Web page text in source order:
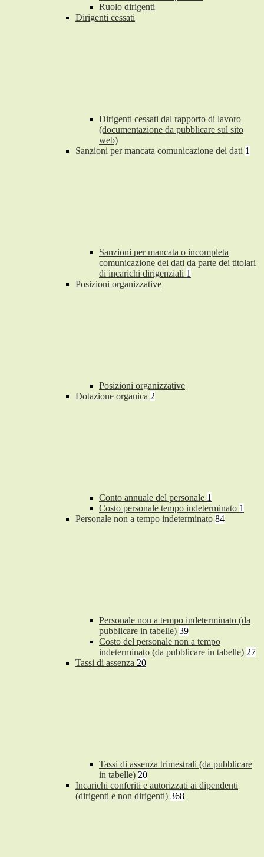
Ruolo dirigenti
Dirigenti cessati
Dirigenti cessati dal rapporto di lavoro
(documentazione da pubblicare sul sito
web)
Sanzioni per mancata comunicazione dei dati 1
Sanzioni per mancata o incompleta
comunicazione dei dati da parte dei titolari
di incarichi dirigenziali 1
Posizioni organizzative
Posizioni organizzative
Dotazione organica 2
Conto annuale del personale 1
Costo personale tempo indeterminato 1
Personale non a tempo indeterminato 84
Personale non a tempo indeterminato (da
pubblicare in tabelle) 39
Costo del personale non a tempo
indeterminato (da pubblicare in tabelle) 27
Tassi di assenza 20
Tassi di assenza trimestrali (da pubblicare
in tabelle) 20
Incarichi conferiti e autorizzati ai dipendenti
(dirigenti e non dirigenti) 368